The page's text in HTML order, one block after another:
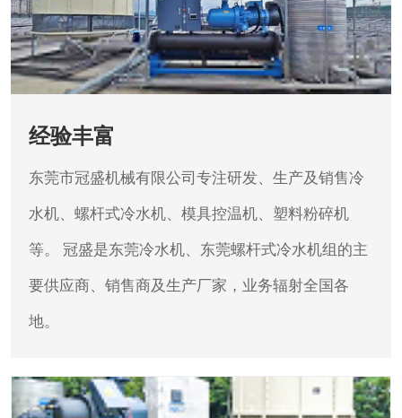
经验丰富
东莞市冠盛机械有限公司专注研发、生产及销售冷
水机、螺杆式冷水机、模具控温机、塑料粉碎机
等。 冠盛是东莞冷水机、东莞螺杆式冷水机组的主
要供应商、销售商及生产厂家，业务辐射全国各
地。